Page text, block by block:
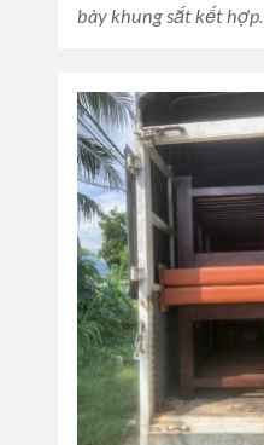
bày khung sắt kết hợp…